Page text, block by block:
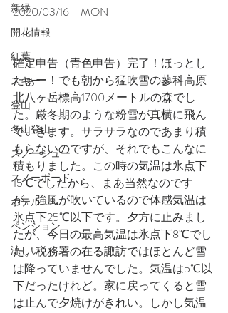
新緑
開花情報
紅葉
スキー
登山
冬山登山
スノーシュー
スノーボード
ホテル
ペンション
涼しい
2020/03/16　MON
確定申告（青色申告）完了！ほっとし
たぁー！でも朝から猛吹雪の蓼科高原
北八ヶ岳標高1700メートルの森でし
た。厳冬期のような粉雪が真横に飛ん
でいきます。サラサラなのであまり積
もらないのですが、それでもこんなに
積もりました。この時の気温は氷点下
15℃でしたから、まあ当然なのです
が。強風が吹いているので体感気温は
氷点下25℃以下です。夕方に止みまし
たが、今日の最高気温は氷点下8℃でし
た。税務署の在る諏訪ではほとんど雪
は降っていませんでした。気温は5℃以
下だったけれど。家に戻ってくると雪
は止んで夕焼けがきれい。しかし気温